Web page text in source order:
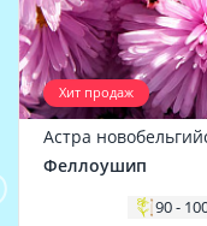
Хит продаж
Астра
Феллоушип
90 -